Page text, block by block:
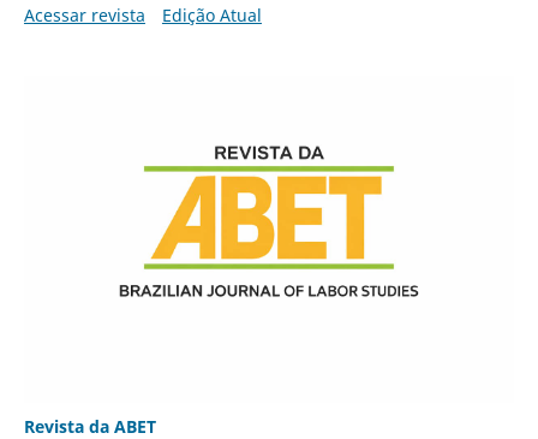
Acessar revista Edição Atual
Revista da ABET